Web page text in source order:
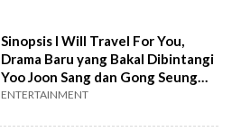
Sinopsis I Will Travel For You,
Drama Baru yang Bakal Dibintangi
Yoo Joon Sang dan Gong Seung
Yeon
ENTERTAINMENT